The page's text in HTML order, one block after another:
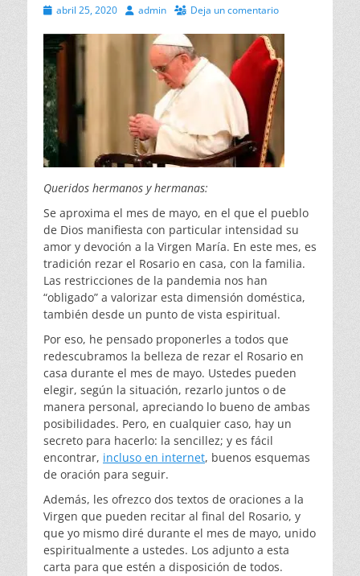
Publicado
abril 25, 2020 Autoradmin Deja un comentario
Queridos hermanos y hermanas:
Se aproxima el mes de mayo, en el que el pueblo
de Dios manifiesta con particular intensidad su
amor y devoción a la Virgen María. En este mes, es
tradición rezar el Rosario en casa, con la familia.
Las restricciones de la pandemia nos han
“obligado” a valorizar esta dimensión doméstica,
también desde un punto de vista espiritual.
Por eso, he pensado proponerles a todos que
redescubramos la belleza de rezar el Rosario en
casa durante el mes de mayo. Ustedes pueden
elegir, según la situación, rezarlo juntos o de
manera personal, apreciando lo bueno de ambas
posibilidades. Pero, en cualquier caso, hay un
secreto para hacerlo: la sencillez; y es fácil
encontrar, incluso en internet, buenos esquemas
de oración para seguir.
Además, les ofrezco dos textos de oraciones a la
Virgen que pueden recitar al final del Rosario, y
que yo mismo diré durante el mes de mayo, unido
espiritualmente a ustedes. Los adjunto a esta
carta para que estén a disposición de todos.